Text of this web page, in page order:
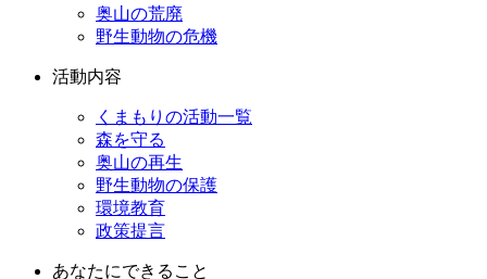
奥山の荒廃
野生動物の危機
活動内容
くまもりの活動一覧
森を守る
奥山の再生
野生動物の保護
環境教育
政策提言
あなたにできること